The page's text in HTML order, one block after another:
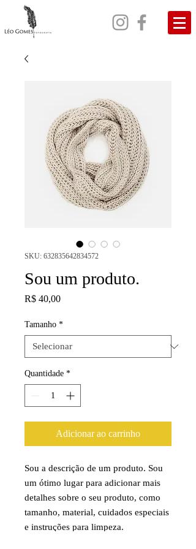
SKU: 632835642834572
Sou um produto.
R$ 40,00Preço
Tamanho *
Quantidade *
Adicionar ao carrinho
Sou a descrição de um produto. Sou
um ótimo lugar para adicionar mais
detalhes sobre o seu produto, como
tamanho, material, cuidados especiais
e instruções para limpeza.